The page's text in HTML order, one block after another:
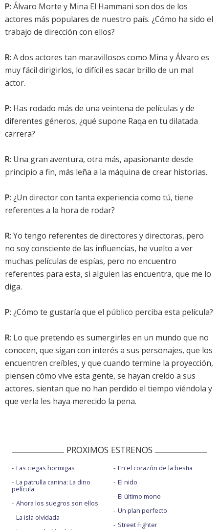
P: Álvaro Morte y Mina El Hammani son dos de los
actores más populares de nuestro país. ¿Cómo ha sido el
trabajo de dirección con ellos?
R: A dos actores tan maravillosos como Mina y Álvaro es
muy fácil dirigirlos, lo difícil es sacar brillo de un mal
actor.
P: Has rodado más de una veintena de películas y de
diferentes géneros, ¿qué supone Raqa en tu dilatada
carrera?
R: Una gran aventura, otra más, apasionante desde
principio a fin, más leña a la máquina de crear historias.
P: ¿Un director con tanta experiencia como tú, tiene
referentes a la hora de rodar?
R: Yo tengo referentes de directores y directoras, pero
no soy consciente de las influencias, he vuelto a ver
muchas películas de espías, pero no encuentro
referentes para esta, si alguien las encuentra, que me lo
diga.
P: ¿Cómo te gustaría que el público perciba esta película?
R: Lo que pretendo es sumergirles en un mundo que no
conocen, que sigan con interés a sus personajes, que los
encuentren creíbles, y que cuando termine la proyección,
piensen cómo vive esta gente, se hayan creído a sus
actores, sientan que no han perdido el tiempo viéndola y
que verla les haya merecido la pena.
PROXIMOS ESTRENOS
Las ciegas hormigas
La patrulla canina: La dino
película
Ahora los suegros son ellos
La isla olvidada
En el corazón de la bestia
El nido
El último mono
Un plan perfecto
Street Fighter